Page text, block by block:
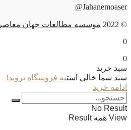
Jahanemoaser@
© 2022
موسسه مطالعات جهان معاصر
0
0
سبد خرید
سبد شما خالی استبه فروشگاه بروید!
ادامه خرید
No Result
View همه Result